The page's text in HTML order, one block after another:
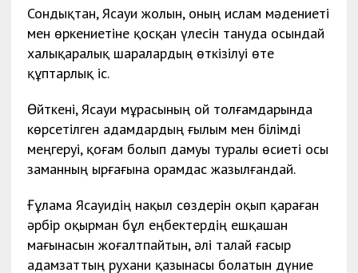
Сондықтан, Ясауи жолын, оның ислам мәдениеті
мен өркениетіне қосқан үлесін тануда осындай
халықаралық шаралардың өткізілуі өте
құптарлық іс.
Өйткені, Ясауи мұрасының ой толғамдарында
көрсетілген адамдардың ғылым мен білімді
меңгеруі, қоғам болып дамуы туралы өсиеті осы
заманның ырғағына орамдас жазылғандай.
Ғұлама Ясауидің нақыл сөздерін оқып қараған
әрбір оқырман бұл еңбектердің ешқашан
мағынасын жоғалтпайтын, әлі талай ғасыр
адамзаттың рухани қазынасы болатын дүние